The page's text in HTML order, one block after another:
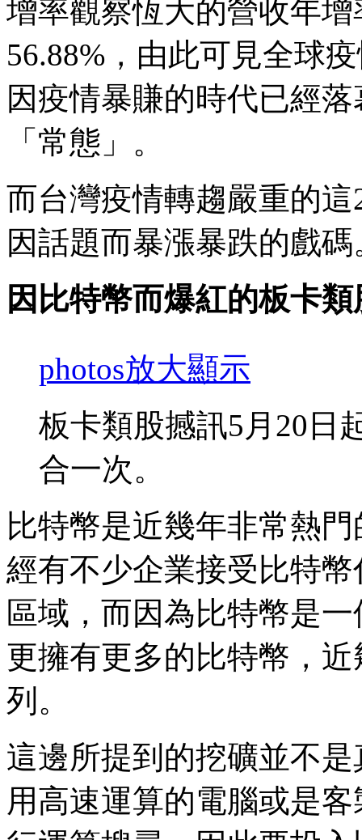
增率觀察恆大的營收年
56.88%，由此可見全球
因疫情暴賺的時代已經
「常態」。
而台灣疫情轉趨嚴重的
因話題而暴漲暴跌的戲碼
因比特幣而爆紅的板卡
photos放大顯示
板卡類股撼訊5月20日
合一次。
比特幣是近幾年非常熱
經有不少企業接受比特
區域，而因為比特幣是
更擁有更多的比特幣，
列。
這邊所提到的挖礦並不
用高速運算的電腦或是